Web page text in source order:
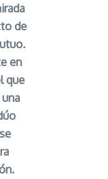
de
en
que